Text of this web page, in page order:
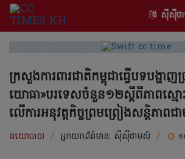
ស៊ីស៊ីថ
ក្រសួងការពារជាតិកម្ពុជាធ្វើបទបង្ហាញ
យោធា»បរទេសចំនួន១២ស្តីពីភាពស្មោ
លើការអនុវត្តកិច្ចព្រមព្រៀងសន្តិភាព
នយោបាយ / អ្នកយកព័ត៌មាន: ស៊ីស៊ីថាមស៍ / ១